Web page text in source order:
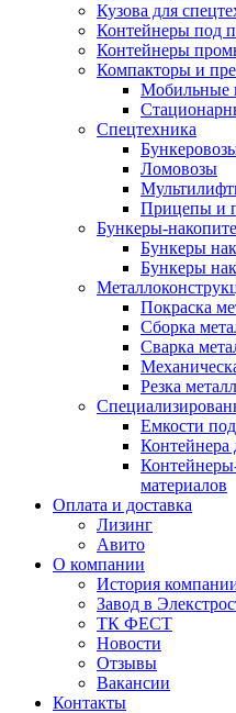
Кузова для
Контейнеры под
Контейнеры
Компакторы и
Мобильные
Спецтехника
Ломовозы
Прицепы и
Бункеры-
Бункеры
Бункеры
Покраска
Сборка
Сварка
Резка
Емкости
Контейнера
материалов
Оплата и доставка
Лизинг
Авито
О компании
История
Завод в
ТК ФЕСТ
Новости
Отзывы
Вакансии
Контакты